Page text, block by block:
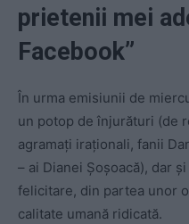
prietenii mei
Facebook”
În urma emisiunii de
un potop de înjurături (de
agramați iraționali, fanii
– ai Dianei Șoșoacă), dar
felicitare, din partea unor
calitate umană ridicată.